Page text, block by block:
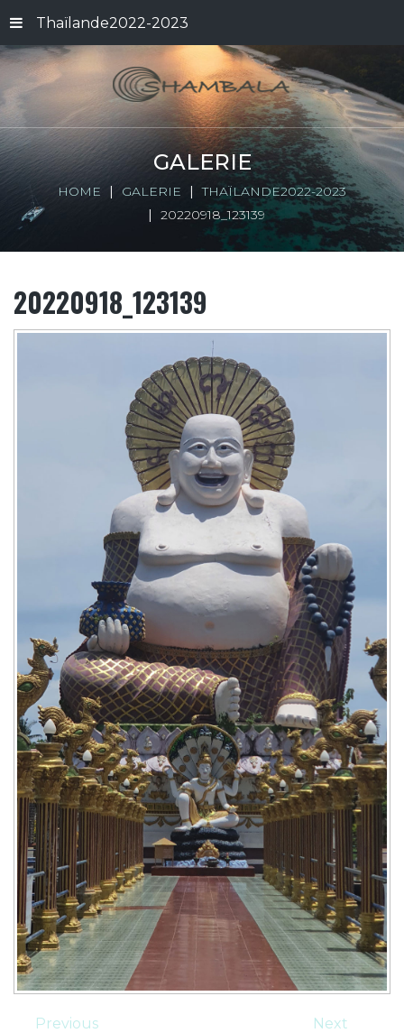
Thaïlande2022-2023
GALERIE
HOME GALERIE
THAÏLANDE2022-2023
20220918_123139
20220918_123139
Previous Next